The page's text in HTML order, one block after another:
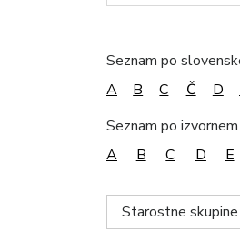
Seznam po
A
B C Č D
Seznam po
A
B C D E
Starostne skupine